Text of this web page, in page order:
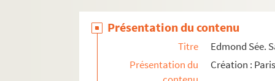
Abel Hermant. La semaine folle : pièce en 4
Présentation du contenu
Titre
Edmond Sée.
Présentation du
Création :